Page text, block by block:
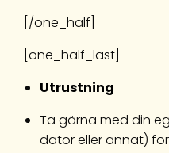
[/one_half]
[one_half_last]
Utrustning
Ta gärna med din
dator eller annat)